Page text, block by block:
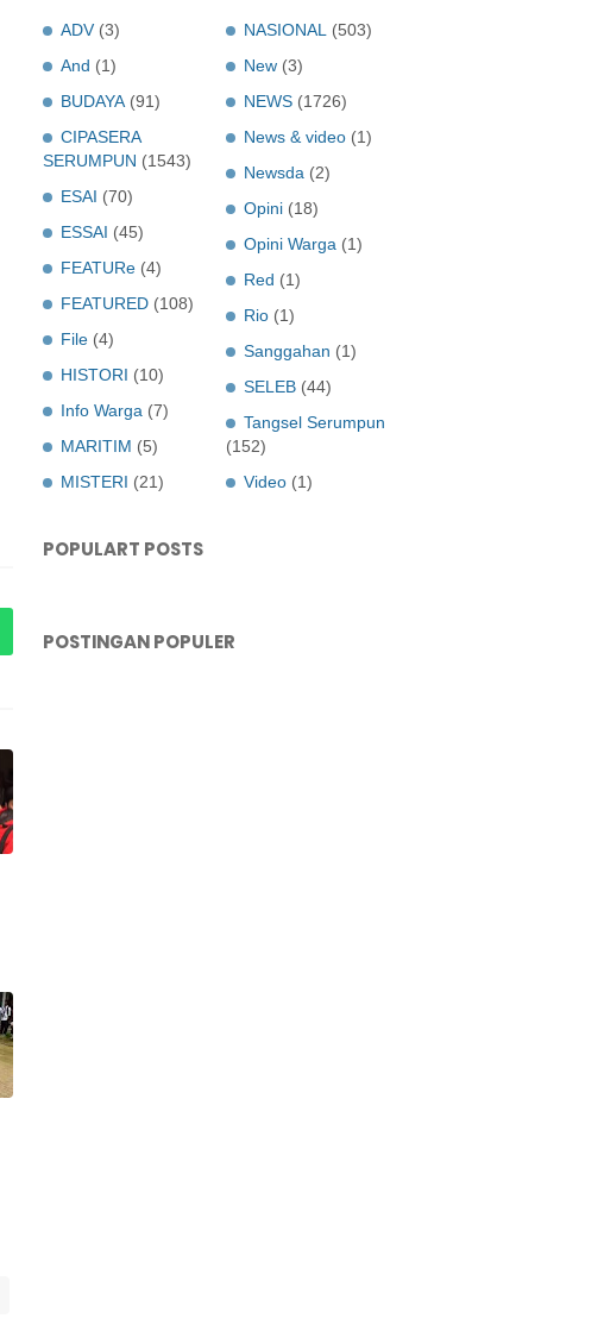
ADV (3)
And (1)
BUDAYA (91)
CIPASERA
SERUMPUN (1543)
ESAI (70)
ESSAI (45)
FEATURe (4)
FEATURED (108)
File (4)
HISTORI (10)
Info Warga (7)
MARITIM (5)
MISTERI (21)
NASIONAL
(503)
New (3)
NEWS (1726)
News & video (1)
Newsda (2)
Opini (18)
Opini Warga (1)
Red (1)
Rio (1)
Sanggahan (1)
SELEB (44)
Tangsel Serumpun
(152)
Video (1)
POPULART POSTS
POSTINGAN POPULER